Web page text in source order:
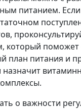
питанием. Если
который поможет
план питания и
о важности